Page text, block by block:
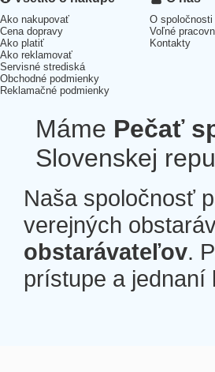
Ako nakupovať
Cena dopravy
Ako platiť
Ako reklamovať
Servisné strediská
Obchodné podmienky
Reklamačné podmienky
O spoločnosti
Voľné
Kontakty
Máme Pečať
Slovenskej
Naša spoločnosť
verejných
obstarávateľov.
prístupe a jednaní